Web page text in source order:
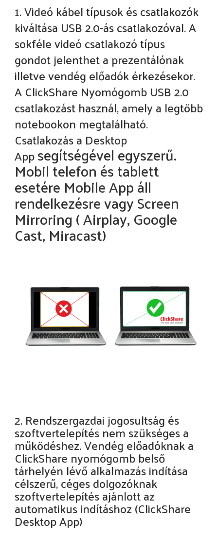
1. Videó kábel típusok és csatlakozók
kiváltása USB 2.0-ás csatlakozóval. A
sokféle videó csatlakozó típus
gondot jelenthet a prezentálónak
illetve vendég előadók érkezésekor.
A ClickShare Nyomógomb USB 2.0
csatlakozást használ, amely a legtöbb
notebookon megtalálható.
Csatlakozás a Desktop
Appsegítségével egyszerű.
Mobil telefon és tablett
esetére Mobile App áll
rendelkezésre vagy Screen
Mirroring ( Airplay, Google
Cast, Miracast)
2. Rendszergazdai jogosultság és
szoftvertelepítés nem szükséges a
működéshez. Vendég előadóknak a
ClickShare nyomógomb belső
tárhelyén lévő alkalmazás indítása
célszerű, céges dolgozóknak
szoftvertelepítés ajánlott az
automatikus indításhoz (ClickShare
Desktop App)